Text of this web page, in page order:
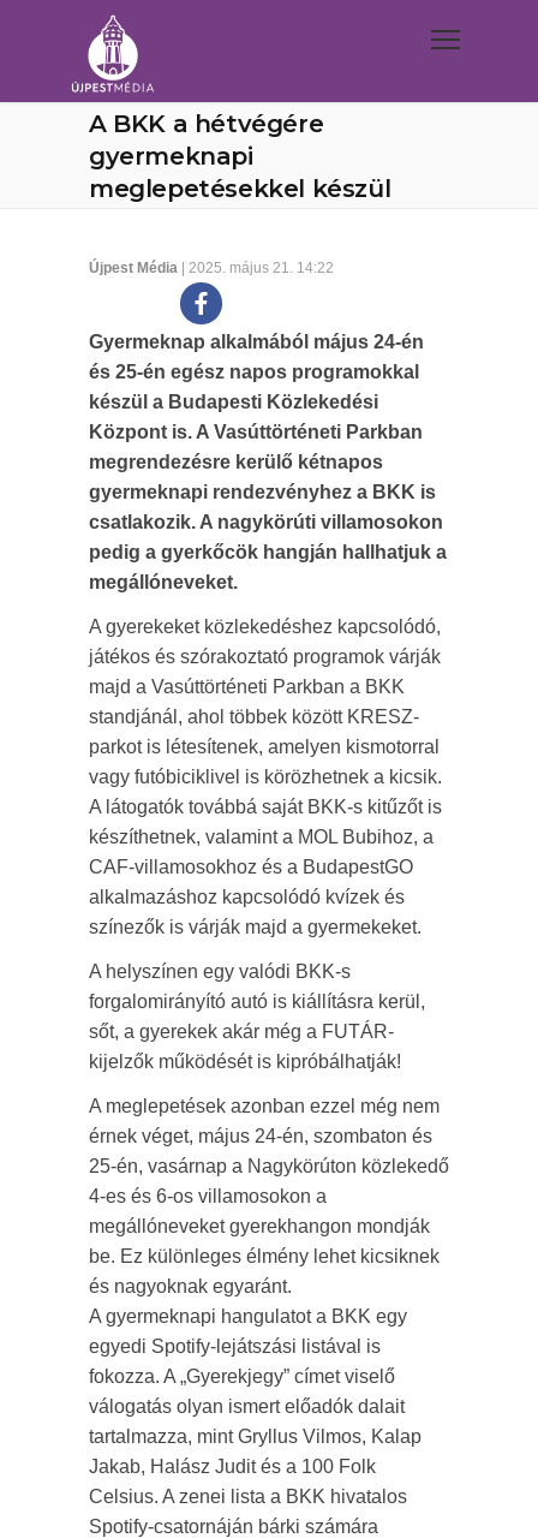
A BKK a hétvégére
gyermeknapi
meglepetésekkel készül
Újpest Média | 2025. május 21. 14:22
Gyermeknap alkalmából május 24-én
és 25-én egész napos programokkal
készül a Budapesti Közlekedési
Központ is. A Vasúttörténeti Parkban
megrendezésre kerülő kétnapos
gyermeknapi rendezvényhez a BKK is
csatlakozik. A nagykörúti villamosokon
pedig a gyerkőcök hangján hallhatjuk a
megállóneveket.
A gyerekeket közlekedéshez kapcsolódó,
játékos és szórakoztató programok várják
majd a Vasúttörténeti Parkban a BKK
standjánál, ahol többek között KRESZ-
parkot is létesítenek, amelyen kismotorral
vagy futóbiciklivel is körözhetnek a kicsik.
A látogatók továbbá saját BKK-s kitűzőt is
készíthetnek, valamint a MOL Bubihoz, a
CAF-villamosokhoz és a BudapestGO
alkalmazáshoz kapcsolódó kvízek és
színezők is várják majd a gyermekeket.
A helyszínen egy valódi BKK-s
forgalomirányító autó is kiállításra kerül,
sőt, a gyerekek akár még a FUTÁR-
kijelzők működését is kipróbálhatják!
A meglepetések azonban ezzel még nem
érnek véget, május 24-én, szombaton és
25-én, vasárnap a Nagykörúton közlekedő
4-es és 6-os villamosokon a
megállóneveket gyerekhangon mondják
be. Ez különleges élmény lehet kicsiknek
és nagyoknak egyaránt.
A gyermeknapi hangulatot a BKK egy
egyedi Spotify-lejátszási listával is
fokozza. A „Gyerekjegy” címet viselő
válogatás olyan ismert előadók dalait
tartalmazza, mint Gryllus Vilmos, Kalap
Jakab, Halász Judit és a 100 Folk
Celsius. A zenei lista a BKK hivatalos
Spotify-csatornáján bárki számára